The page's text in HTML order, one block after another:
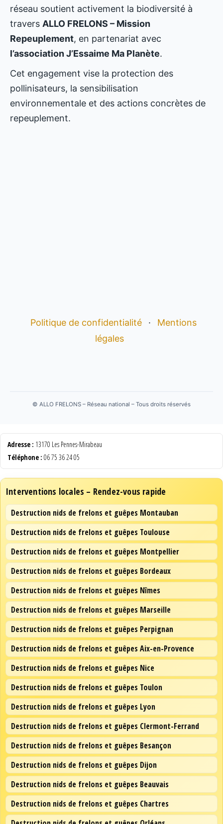
réseau soutient activement la biodiversité à
travers ALLO FRELONS – Mission
Repeuplement, en partenariat avec
l’association J’Essaime Ma Planète.
Cet engagement vise la protection des
pollinisateurs, la sensibilisation
environnementale et des actions concrètes de
repeuplement.
Politique de confidentialité ·
Mentions
légales
© ALLO FRELONS – Réseau national – Tous droits réservés
Adresse : 13170 Les Pennes-Mirabeau
Téléphone : 06 75 36 24 05
Interventions locales – Rendez-vous rapide
Destruction nids de frelons et guêpes Montauban
Destruction nids de frelons et guêpes Toulouse
Destruction nids de frelons et guêpes Montpellier
Destruction nids de frelons et guêpes Bordeaux
Destruction nids de frelons et guêpes Nîmes
Destruction nids de frelons et guêpes Marseille
Destruction nids de frelons et guêpes Perpignan
Destruction nids de frelons et guêpes Aix-en-Provence
Destruction nids de frelons et guêpes Nice
Destruction nids de frelons et guêpes Toulon
Destruction nids de frelons et guêpes Lyon
Destruction nids de frelons et guêpes Clermont-Ferrand
Destruction nids de frelons et guêpes Besançon
Destruction nids de frelons et guêpes Dijon
Destruction nids de frelons et guêpes Beauvais
Destruction nids de frelons et guêpes Chartres